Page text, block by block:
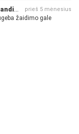
Tragedija: Lietuvos rinktinė pralaimėjo Islandijai prieš 5 mėnesius
žaidimo gale